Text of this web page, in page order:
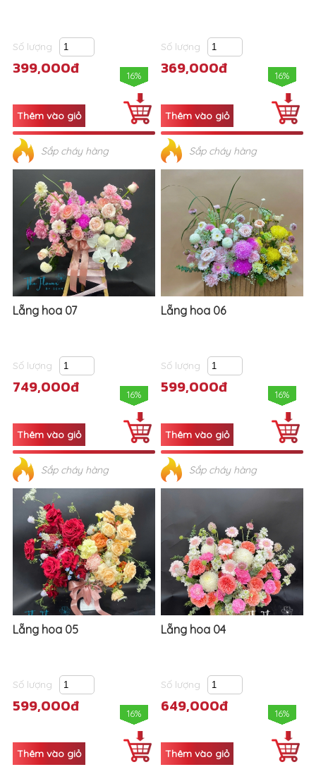
Số lượng
399,000đ 16%
Sắp cháy hàng
Số lượng
369,000đ 16%
Sắp cháy hàng
Lẵng hoa 07
Số lượng
749,000đ 16%
Sắp cháy hàng
Lẵng hoa 06
Số lượng
599,000đ 16%
Sắp cháy hàng
Lẵng hoa 05
Số lượng
599,000đ 16%
Lẵng hoa 04
Số lượng
649,000đ 16%